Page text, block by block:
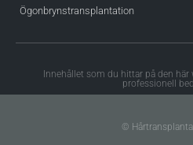
Ögonbrynstransplantation
Innehållet som du hittar på den
professionell
©